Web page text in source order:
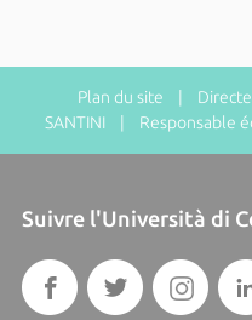
Plan du site |
SANTINI | Responsable
Suivre l'Università di